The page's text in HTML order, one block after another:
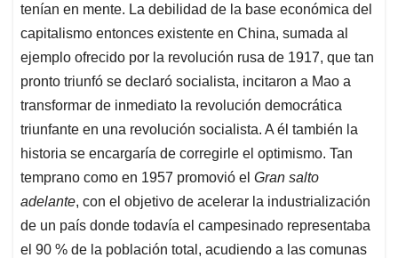
tenían en mente. La debilidad de la base económica del
capitalismo entonces existente en China, sumada al
ejemplo ofrecido por la revolución rusa de 1917, que tan
pronto triunfó se declaró socialista, incitaron a Mao a
transformar de inmediato la revolución democrática
triunfante en una revolución socialista. A él también la
historia se encargaría de corregirle el optimismo. Tan
temprano como en 1957 promovió el Gran salto
adelante, con el objetivo de acelerar la industrialización
de un país donde todavía el campesinado representaba
el 90 % de la población total, acudiendo a las comunas